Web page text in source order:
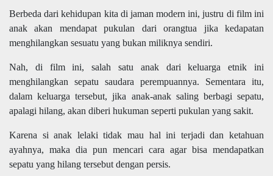
Berbeda dari kehidupan kita di jaman modern ini, justru di film ini
anak akan mendapat pukulan dari orangtua jika kedapatan
menghilangkan sesuatu yang bukan miliknya sendiri.
Nah, di film ini, salah satu anak dari keluarga etnik ini
menghilangkan sepatu saudara perempuannya. Sementara itu,
dalam keluarga tersebut, jika anak-anak saling berbagi sepatu,
apalagi hilang, akan diberi hukuman seperti pukulan yang sakit.
Karena si anak lelaki tidak mau hal ini terjadi dan ketahuan
ayahnya, maka dia pun mencari cara agar bisa mendapatkan
sepatu yang hilang tersebut dengan persis.